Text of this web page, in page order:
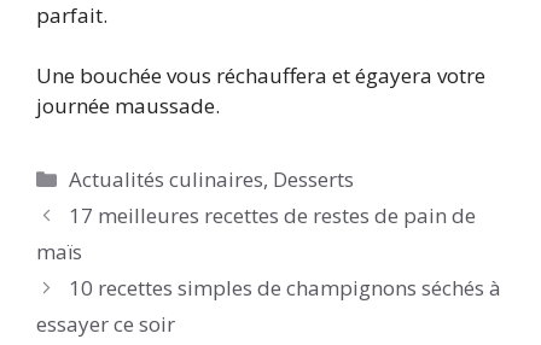
parfait.
Une bouchée vous réchauffera et égayera votre
journée maussade.
Catégories
Actualités culinaires, Desserts
17 meilleures recettes de restes de pain de
maïs
10 recettes simples de champignons séchés à
essayer ce soir